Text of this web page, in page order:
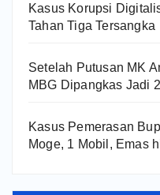
Kasus Korupsi
Tahan Tiga Tersangka
Setelah Putusan MK
MBG Dipangkas Jadi
Kasus Pemerasan
Moge, 1 Mobil, Emas